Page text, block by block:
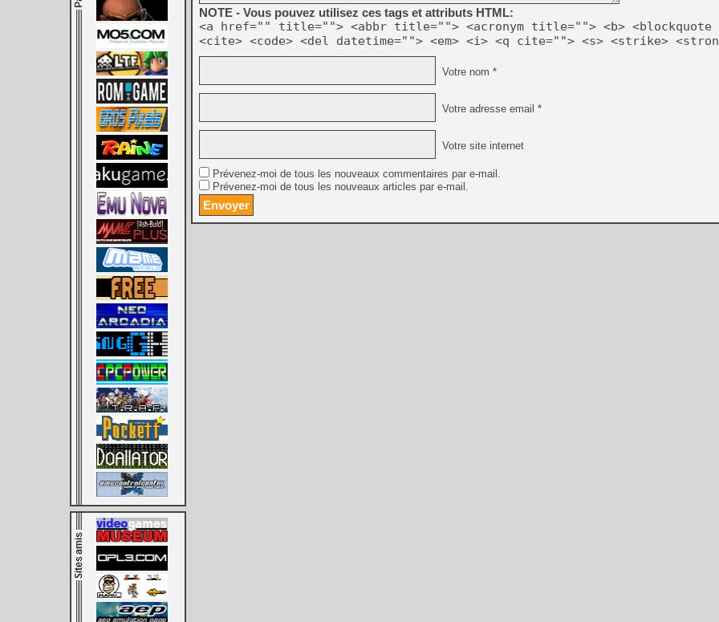
[Mo5] Deux inédits du
[GK] Le beat'em up The
[GK] Endless Legend 2 :
[LS] [PS5] Le WebKit
NOTE - Vous pouvez utilisez ces tags et attributs HTML:
<a href="" title=""> <abbr title=""> <acronym title=""> <b> <blockquote
<cite> <code> <del datetime=""> <em> <i> <q cite=""> <s> <strike>
Votre nom *
Votre adresse email *
Votre site internet
Prévenez-moi de tous les nouveaux commentaires par e-mail.
Prévenez-moi de tous les nouveaux articles par e-mail.